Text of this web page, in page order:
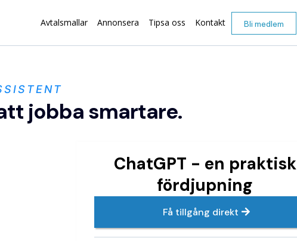
Bli medlem
Avtalsmallar Annonsera Tipsa oss Kontakt
jobba smartare.
ChatGPT - en praktisk
fördjupning
Få tillgång direkt